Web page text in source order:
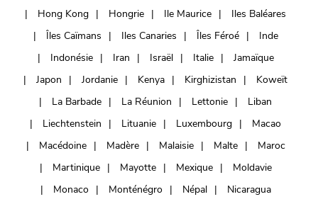
Hong Kong
Hongrie Ile Maurice
Iles Baléares
Îles Caïmans
Iles Canaries Îles Féroé
Inde
Indonésie
Iran Israël Italie
Jamaïque
Japon
Jordanie Kenya Kirghizistan
Koweït
La Barbade
La Réunion Lettonie
Liban
Liechtenstein
Lituanie Luxembourg
Macao
Macédoine
Madère Malaisie Malte
Maroc
Martinique
Mayotte Mexique
Moldavie
Monaco
Monténégro Népal
Nicaragua